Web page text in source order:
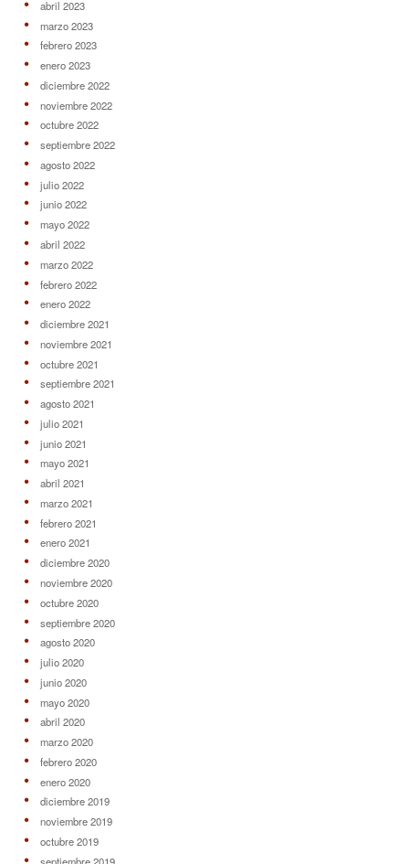
abril 2023
marzo 2023
febrero 2023
enero 2023
diciembre 2022
noviembre 2022
octubre 2022
septiembre 2022
agosto 2022
julio 2022
junio 2022
mayo 2022
abril 2022
marzo 2022
febrero 2022
enero 2022
diciembre 2021
noviembre 2021
octubre 2021
septiembre 2021
agosto 2021
julio 2021
junio 2021
mayo 2021
abril 2021
marzo 2021
febrero 2021
enero 2021
diciembre 2020
noviembre 2020
octubre 2020
septiembre 2020
agosto 2020
julio 2020
junio 2020
mayo 2020
abril 2020
marzo 2020
febrero 2020
enero 2020
diciembre 2019
noviembre 2019
octubre 2019
septiembre 2019